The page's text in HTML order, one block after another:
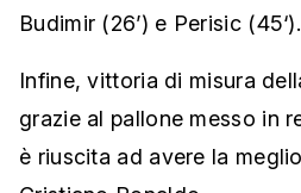
Budimir (26’) e Perisic (45‘).
Infine, vittoria di misura
grazie al pallone messo in
è riuscita ad avere la